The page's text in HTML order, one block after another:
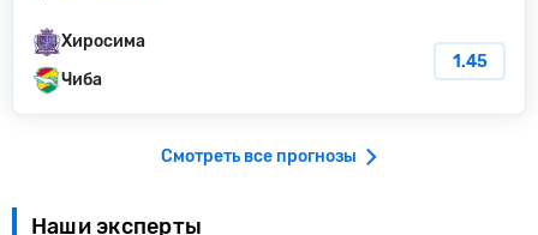
Хиросима
Чиба
1.45
Смотреть все прогнозы
Наши эксперты